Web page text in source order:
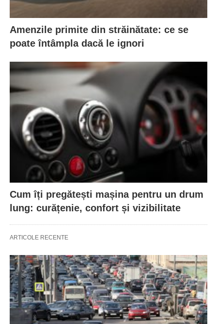
Amenzile primite din străinătate: ce se
poate întâmpla dacă le ignori
Cum îți pregătești mașina pentru un drum
lung: curățenie, confort și vizibilitate
ARTICOLE RECENTE